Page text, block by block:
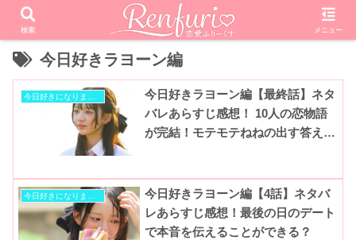
今日好きラヨーン編
今日好きラヨーン編【最終話】ネタ
バレあらすじ感想！ 10人の恋物語
が完結！モテモテねねの出す答え
今日好きラヨーン編【4話】ネタバ
レあらすじ感想！最後の日のデート
で本音を伝えることができる？
検索 メニュー